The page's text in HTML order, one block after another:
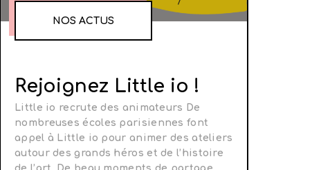
NOS ACTUS
Rejoignez Little io !
Little io recrute des animateurs De
nombreuses écoles parisiennes font
appel à Little io pour animer des ateliers
autour des grands héros et de l’histoire